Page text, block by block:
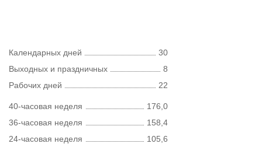
Календарных дней
30
Выходных и праздничных
8
Рабочих дней
22
40-часовая неделя
176,0
36-часовая неделя
158,4
24-часовая неделя
105,6